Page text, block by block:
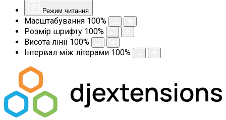
Режим читання
Масштабування 100%
Розмір шрифту 100%
Висота лінії 100%
Інтервал між літерами 100%